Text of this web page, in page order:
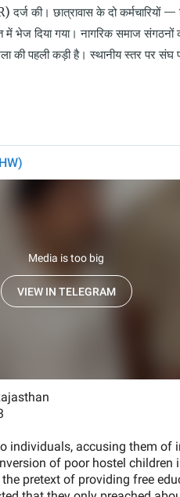
दर्ज की। छात्रावास के दो कर्मचारियों
में भेज दिया गया। नागरिक समाज
की पहली कड़ी है। स्थानीय स्तर पर